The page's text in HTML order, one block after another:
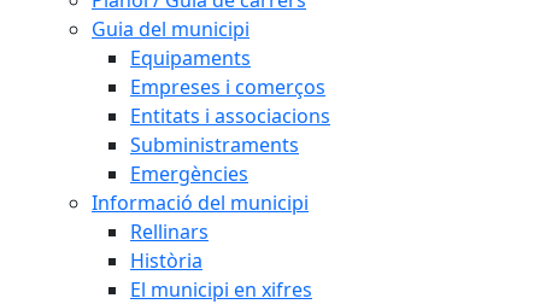
Guia del municipi
Equipaments
Empreses i comerços
Entitats i associacions
Subministraments
Emergències
Informació del municipi
Rellinars
Història
El municipi en xifres